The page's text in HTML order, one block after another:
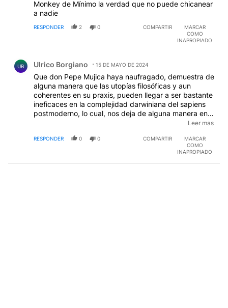
Monkey de Mínimo la verdad que no puede chicanear
a nadie
RESPONDER 2 0 COMPARTIR
MARCAR
COMO
INAPROPIADO
UB Ulrico Borgiano 15 DE MAYO DE 2024
Que don Pepe Mujica haya naufragado, demuestra de
alguna manera que las utopías filosóficas y aun
coherentes en su praxis, pueden llegar a ser bastante
ineficaces en la complejidad darwiniana del sapiens
postmoderno, lo cual, nos deja de alguna manera en
la intemperie más modesta.será quizá por eso q sean
muy conmovedor reparar en el contexto mundial y los
hechos que reflejan el estado de tensiones casi
Leer mas
RESPONDER 0 0 COMPARTIR
MARCAR
COMO
INAPROPIADO